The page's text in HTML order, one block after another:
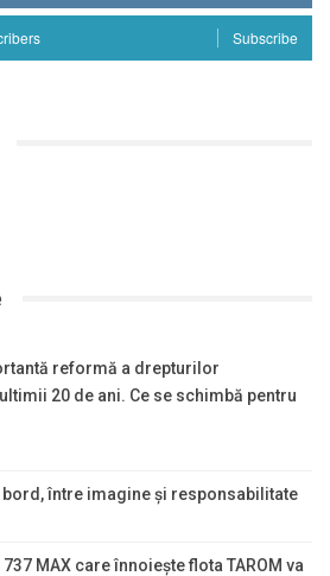
Subscribe
reformă a drepturilor
20 de ani. Ce se schimbă pentru
între imagine și responsabilitate
MAX care înnoiește flota TAROM va